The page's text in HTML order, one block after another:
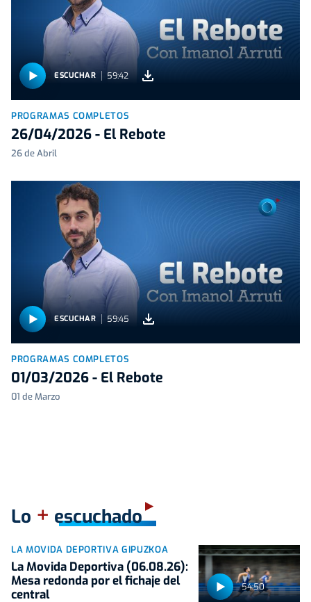
ESCUCHAR 59:42
PROGRAMAS COMPLETOS
26/04/2026 - El Rebote
26 de Abril
ESCUCHAR 59:45
PROGRAMAS COMPLETOS
01/03/2026 - El Rebote
01 de Marzo
Lo + escuchado
54:50
LA MOVIDA DEPORTIVA GIPUZKOA
La Movida Deportiva (06.08.26):
Mesa redonda por el fichaje del
central